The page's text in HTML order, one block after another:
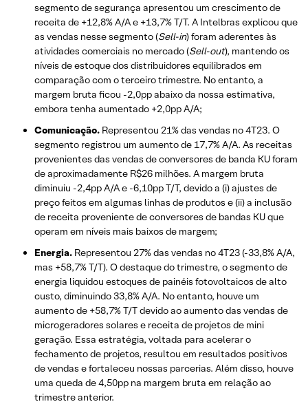
segmento de segurança apresentou um crescimento de
receita de +12,8% A/A e +13,7% T/T. A Intelbras explicou que
as vendas nesse segmento (Sell-in) foram aderentes às
atividades comerciais no mercado (Sell-out), mantendo os
níveis de estoque dos distribuidores equilibrados em
comparação com o terceiro trimestre. No entanto, a
margem bruta ficou -2,0pp abaixo da nossa estimativa,
embora tenha aumentado +2,0pp A/A;
Comunicação. Representou 21% das vendas no 4T23. O
segmento registrou um aumento de 17,7% A/A. As receitas
provenientes das vendas de conversores de banda KU foram
de aproximadamente R$26 milhões. A margem bruta
diminuiu -2,4pp A/A e -6,10pp T/T, devido a (i) ajustes de
preço feitos em algumas linhas de produtos e (ii) a inclusão
de receita proveniente de conversores de bandas KU que
operam em níveis mais baixos de margem;
Energia. Representou 27% das vendas no 4T23 (-33,8% A/A,
mas +58,7% T/T). O destaque do trimestre, o segmento de
energia liquidou estoques de painéis fotovoltaicos de alto
custo, diminuindo 33,8% A/A. No entanto, houve um
aumento de +58,7% T/T devido ao aumento das vendas de
microgeradores solares e receita de projetos de mini
geração. Essa estratégia, voltada para acelerar o
fechamento de projetos, resultou em resultados positivos
de vendas e fortaleceu nossas parcerias. Além disso, houve
uma queda de 4,50pp na margem bruta em relação ao
trimestre anterior.